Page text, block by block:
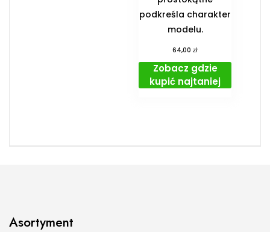
podkreśla charakter
modelu.
64,00zł
Zobacz gdzie
kupić najtaniej
Asortyment